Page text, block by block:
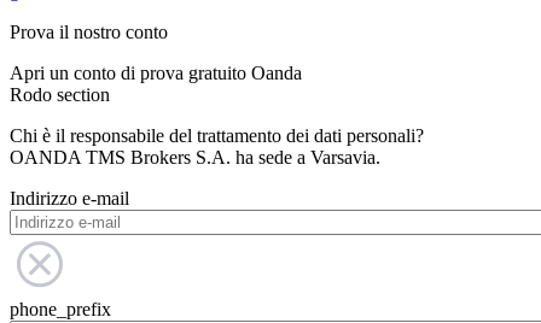
Prova il nostro conto
Apri un conto di prova gratuito Oanda
Rodo section
Chi è il responsabile del trattamento dei dati personali?
OANDA TMS Brokers S.A. ha sede a Varsavia.
Indirizzo e-mail
phone_prefix